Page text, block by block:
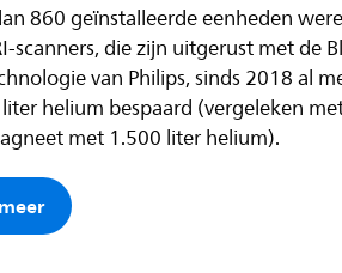
860 geïnstalleerde eenheden
scanners, die zijn uitgerust met de
van Philips, sinds 2018 al
helium bespaard (vergeleken
met 1.500 liter helium).